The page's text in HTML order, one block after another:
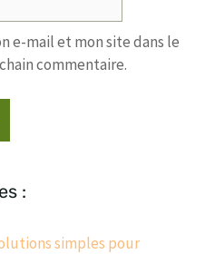
e-mail et mon site dans le
commentaire.
:
simples pour